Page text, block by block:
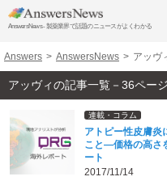
AnswersNews - 製薬業界で話題のニュースがよくわかる
Answers > AnswersNews > アッヴ
アッヴィの記事一覧－36ペー
連載・コラム
アトピー性皮膚炎
こと―価格の高さ
ート
2017/11/14